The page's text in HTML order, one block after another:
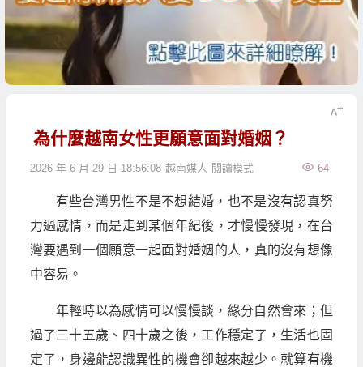
為什麼越南女性更願意面對婚姻？
2026 年 6 月 29 日 18:56:08 越南媒人 64
閱讀模式
有些台灣男性不是不想結婚，也不是沒有認真努
力過感情，而是走到某個年紀後，才慢慢發現，在台
灣要遇到一個願意一起面對婚姻的人，真的沒有想像
中容易。
年輕時以為感情可以慢慢談，緣分自然會來；但
過了三十五歲、四十歲之後，工作穩定了，生活也固
定了，身邊能認識異性的機會卻越來越少。就算有機